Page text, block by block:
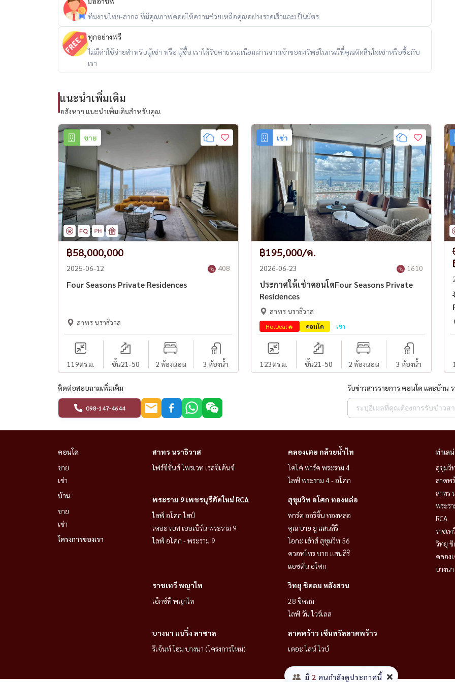
📩 สนใจนัดชม / For private viewing / 预约看房
Call / WhatsApp:+66 (0)98-147-4644
LINE: @housewa
Email:
Website: www.housewathailand.com
Facebook: Housewa Asset
#Housewa #LuxuryCondo #FourSeasonsPrivateResidences #BangkokLuxuryLiving #HousewaThailand
ทีมงานไทย-สากล ที่มีคุณภาพคอยให้ความช่วยเหลือคุณอย่างรวดเร็วและเป็นมิตร
ทุกอย่างฟรี
ไม่มีค่าใช้จ่ายสำหรับผู้เช่า หรือ ผู้ซื้อ เราได้รับค่าธรรมเนียมผ่านจากเจ้าของทรัพย์ในกรณีที่คุณตัดสินใจเช่าหรือซื้อกับ
เรา
แนะนำเพิ่มเติม
อสังหาฯ แนะนำเพิ่มเติมสำหรับคุณ
ขาย
฿58,000,000
2025-06-12 408
Four Seasons Private Residences
สาทร นราธิวาส
119ตร.ม. ชั้น21-50 2 ห้องนอน 3 ห้องน้ำ
เช่า
฿195,000/ด.
2026-06-23 1610
ประกาศให้เช่าคอนโดFour Seasons Private
Residences
สาทร นราธิวาส
HotDeal🔥 คอนโด เช่า
123ตร.ม. ชั้น21-50 2 ห้องนอน 3 ห้องน้ำ
มี 2 คนกำลังดูประกาศนี้
ติดต่อสอบถามเพิ่มเติม
098-147-4644
รับข่าวสารรายการ คอนโด และบ้าน
คอนโด
ขาย
เช่า
บ้าน
ขาย
เช่า
โครงการของเรา
สาทร นราธิวาส
โฟร์ซีซั่นส์ ไพรเวท เรสซิเด้นซ์
คลองเตย กล้วยน้ำไท
โคโค่ พาร์ค พระราม 4
ไลฟ์ พระราม 4 - อโศก
พระราม 9 เพชรบุรีตัดใหม่ RCA
ไลฟ์ อโศก ไฮป์
เดอะ เบส เออเบิร์น พระราม 9
ไลฟ์ อโศก - พระราม 9
สุขุมวิท อโศก ทองหล่อ
พาร์ค ออริจิ้น ทองหล่อ
คุณ บาย ยู แสนสิริ
โอกะ เฮ้าส์ สุขุมวิท 36
ควอทโทร บาย แสนสิริ
แอชตัน อโศก
ราชเทวี พญาไท
เอ็กซ์ที พญาไท
วิทยุ ชิดลม หลังสวน
28 ชิดลม
ไลฟ์ วัน ไวร์เลส
บางนา แบริ่ง ลาซาล
รีเจ้นท์ โฮม บางนา (โครงการใหม่)
ลาดพร้าว เซ็นทรัลลาดพร้าว
เดอะ ไลน์ ไวบ์
ทำเล
สุขุมวิ
ลาดพ
สาทร
พระร
RCA
ราชเ
วิทยุ
คลอง
บางน